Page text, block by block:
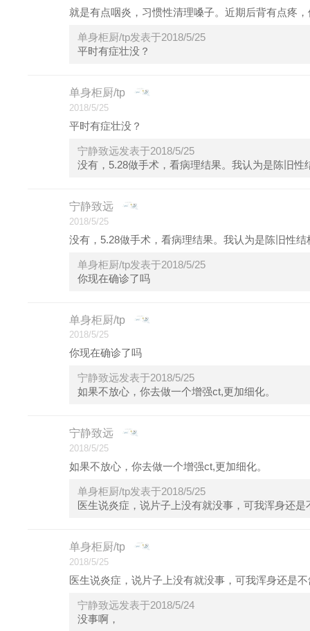
就是有点咽炎，习惯性清理嗓子。近期后背有点疼，
单身柜厨/tp发表于2018/5/25
平时有症壮没？
单身柜厨/tp
2018/5/25
平时有症壮没？
宁静致远发表于2018/5/25
没有，5.28做手术，看病理结果。我认为是陈旧性
宁静致远
2018/5/25
没有，5.28做手术，看病理结果。我认为是陈旧性结
单身柜厨/tp发表于2018/5/25
你现在确诊了吗
单身柜厨/tp
2018/5/25
你现在确诊了吗
宁静致远发表于2018/5/25
如果不放心，你去做一个增强ct,更加细化。
宁静致远
2018/5/25
如果不放心，你去做一个增强ct,更加细化。
单身柜厨/tp发表于2018/5/25
医生说炎症，说片子上没有就没事，可我浑身还是
单身柜厨/tp
2018/5/25
医生说炎症，说片子上没有就没事，可我浑身还是不
宁静致远发表于2018/5/24
没事啊，